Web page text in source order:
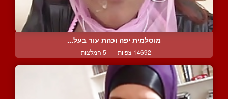
מוסלמית יפה וכהת עור בעל...
14692 צפיות | 5 המלצות